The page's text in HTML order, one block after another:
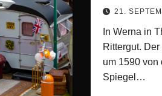
21.
In Werna in
Rittergut.
um 1590 von
Spiegel…